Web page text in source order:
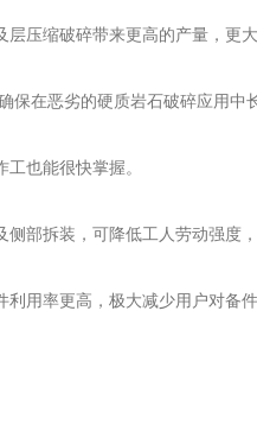
压缩破碎带来更高的产量，更
在恶劣的硬质岩石破碎应用中
也能很快掌握。
部拆装，可降低工人劳动强度，
用率更高，极大减少用户对备件